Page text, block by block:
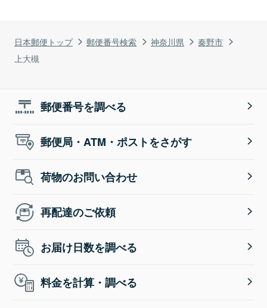
日本郵便トップ 郵便番号検索 神奈川県
秦野市
上大槻
郵便番号を調べる
郵便局・ATM・ポストをさがす
荷物のお問い合わせ
再配達のご依頼
お届け日数を調べる
料金を計算・調べる